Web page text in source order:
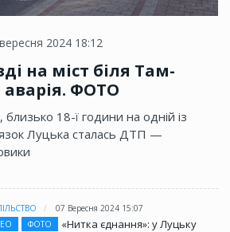
2024 18:12
на міст біля Там-
аварія. ФОТО
18-ї години на одній із
Луцька сталась ДТП —
07 Вересня 2024 15:07
ФОТО
«Нитка єднання»: у Луцьку